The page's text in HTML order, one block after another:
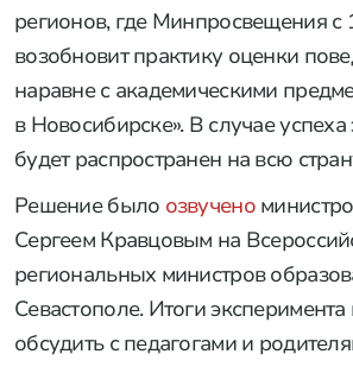
регионов, где Минпросвещения с
возобновит практику оценки
наравне с академическими
в Новосибирске». В случае
будет распространен на всю
Решение было озвучено
Сергеем Кравцовым на
региональных министров
Севастополе. Итоги
обсудить с педагогами и